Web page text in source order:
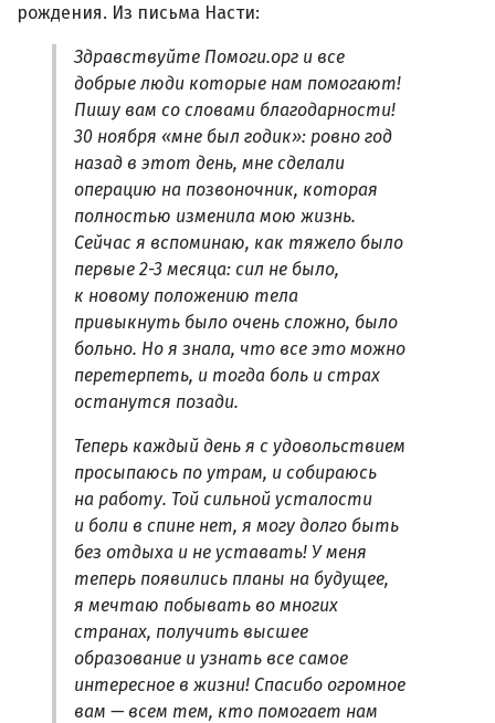
рождения. Из письма Насти:
Здравствуйте Помоги.орг и все
добрые люди которые нам помогают!
Пишу вам со словами благодарности!
30 ноября «мне был годик»: ровно год
назад в этот день, мне сделали
операцию на позвоночник, которая
полностью изменила мою жизнь.
Сейчас я вспоминаю, как тяжело было
первые 2-3 месяца: сил не было,
к новому положению тела
привыкнуть было очень сложно, было
больно. Но я знала, что все это можно
перетерпеть, и тогда боль и страх
останутся позади.
Теперь каждый день я с удовольствием
просыпаюсь по утрам, и собираюсь
на работу. Той сильной усталости
и боли в спине нет, я могу долго быть
без отдыха и не уставать! У меня
теперь появились планы на будущее,
я мечтаю побывать во многих
странах, получить высшее
образование и узнать все самое
интересное в жизни! Спасибо огромное
вам — всем тем, кто помогает нам